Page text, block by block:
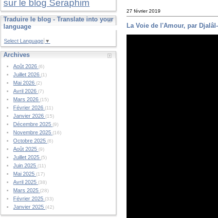
sur le blog Seraphim
Traduire le blog - Translate into your
language
Select Language ▼
Archives
Août 2026(6)
Juillet 2026(1)
Mai 2026(2)
Avril 2026(7)
Mars 2026(15)
Février 2026(11)
Janvier 2026(15)
Décembre 2025(9)
Novembre 2025(16)
Octobre 2025(6)
Août 2025(9)
Juillet 2025(5)
Juin 2025(11)
Mai 2025(17)
Avril 2025(38)
Mars 2025(28)
Février 2025(33)
Janvier 2025(42)
27 février 2019
La Voie de l'Amour, par